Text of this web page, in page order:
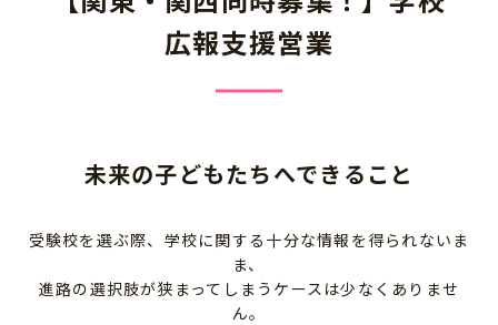
広報支援営業
未来の子どもたちへできること
受験校を選ぶ際、学校に関する十分な情報を得られないま
ま、
進路の選択肢が狭まってしまうケースは少なくありませ
ん。